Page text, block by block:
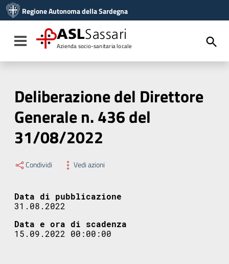
Vai al menu di navigazione
Vai al footer
Regione Autonoma della Sardegna
Toggle navigation
ASLSassari
Azienda socio-sanitaria locale
Deliberazione del Direttore
Generale n. 436 del
31/08/2022
Condividi Vedi azioni
Data di pubblicazione
31.08.2022
Data e ora di scadenza
15.09.2022 00:00:00